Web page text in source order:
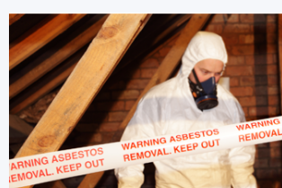
toevoegen?
Is het mogelijk om alles op 1
registreren als een soort
en dat je van daaruit stoffen
'meeneemt' naar een
Is ieder locatie een aparte